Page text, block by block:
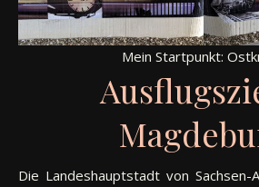
Mein Startpunkt:
Die Landeshauptstadt von